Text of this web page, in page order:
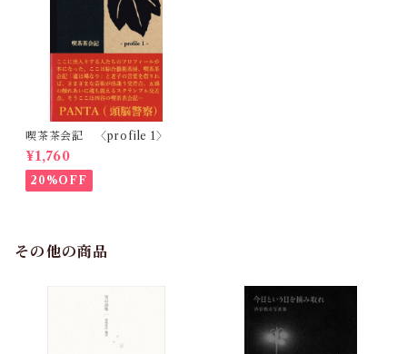
喫茶茶会記 〈profile 1〉
¥1,760
20%OFF
その他の商品